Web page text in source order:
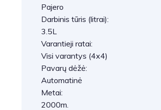
Pajero
Darbinis tūris (litrai):
3.5L
Varantieji ratai:
Visi varantys (4x4)
Pavarų dėžė:
Automatinė
Metai:
2000m.